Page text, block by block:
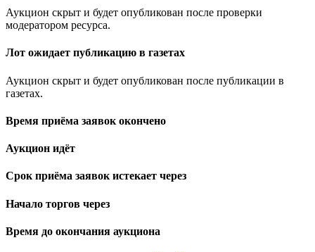
Аукцион скрыт и будет опубликован после проверки
модератором ресурса.
Лот ожидает публикацию в газетах
Аукцион скрыт и будет опубликован после публикации в
газетах.
Время приёма заявок окончено
Аукцион идёт
Срок приёма заявок истекает через
Начало торгов через
Время до окончания аукциона